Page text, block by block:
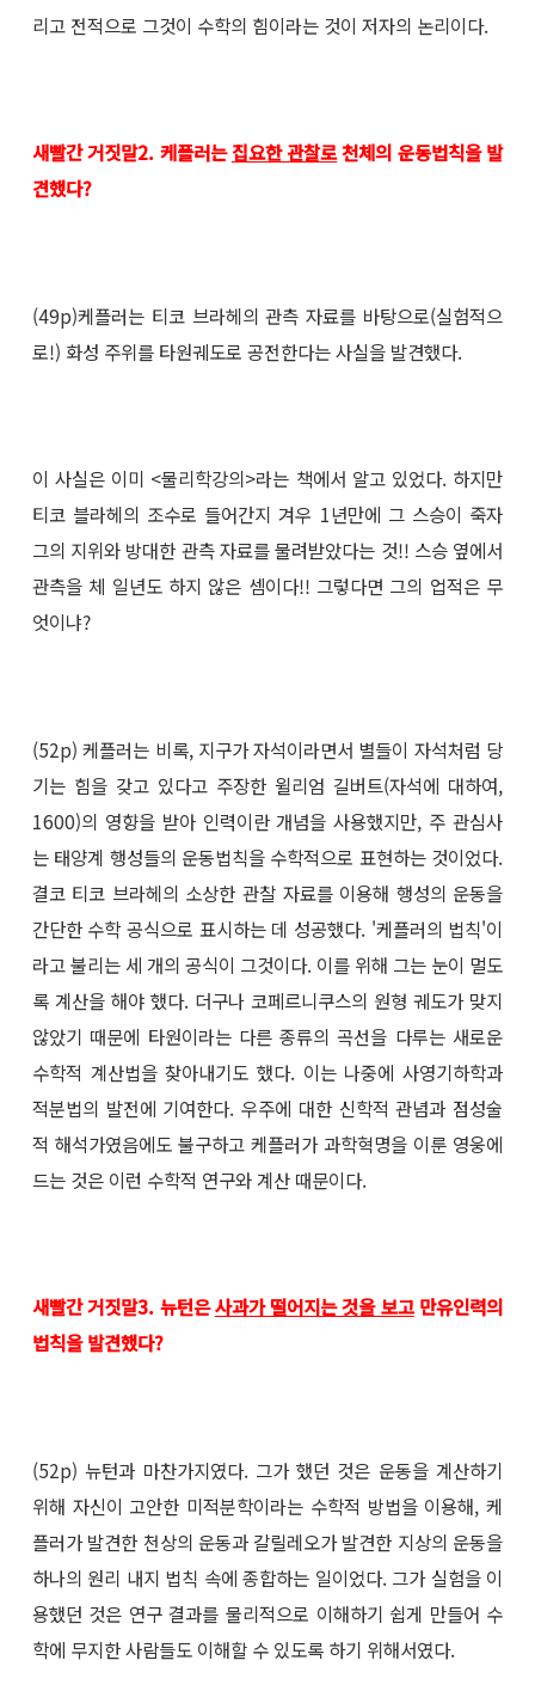
리고 전적으로 그것이 수학의 힘이라는 것이 저자의 논리이다.
새빨간 거짓말2. 케플러는집요한 관찰로천체의 운동법칙을 발
견했다?
(49p)케플러는 티코 브라헤의 관측 자료를 바탕으로(실험적으
로!) 화성 주위를 타원궤도로 공전한다는 사실을 발견했다.
이 사실은 이미 <물리학강의>라는 책에서 알고 있었다. 하지만
티코 블라헤의 조수로 들어간지 겨우 1년만에 그 스승이 죽자
그의 지위와 방대한 관측 자료를 물려받았다는 것!! 스승 옆에서
관측을 체 일년도 하지 않은 셈이다!! 그렇다면 그의 업적은 무
엇이냐?
(52p) 케플러는 비록, 지구가 자석이라면서 별들이 자석처럼 당
기는 힘을 갖고 있다고 주장한 윌리엄 길버트(자석에 대하여,
1600)의 영향을 받아 인력이란 개념을 사용했지만, 주 관심사
는 태양계 행성들의 운동법칙을 수학적으로 표현하는 것이었다.
결코 티코 브라헤의 소상한 관찰 자료를 이용해 행성의 운동을
간단한 수학 공식으로 표시하는 데 성공했다. '케플러의 법칙'이
라고 불리는 세 개의 공식이 그것이다. 이를 위해 그는 눈이 멀도
록 계산을 해야 했다. 더구나 코페르니쿠스의 원형 궤도가 맞지
않았기 때문에 타원이라는 다른 종류의 곡선을 다루는 새로운
수학적 계산법을 찾아내기도 했다. 이는 나중에 사영기하학과
적분법의 발전에 기여한다. 우주에 대한 신학적 관념과 점성술
적 해석가였음에도 불구하고 케플러가 과학혁명을 이룬 영웅에
드는 것은 이런 수학적 연구와 계산 때문이다.
새빨간 거짓말3. 뉴턴은사과가 떨어지는 것을 보고만유인력의
법칙을 발견했다?
(52p) 뉴턴과 마찬가지였다. 그가 했던 것은 운동을 계산하기
위해 자신이 고안한 미적분학이라는 수학적 방법을 이용해, 케
플러가 발견한 천상의 운동과 갈릴레오가 발견한 지상의 운동을
하나의 원리 내지 법칙 속에 종합하는 일이었다. 그가 실험을 이
용했던 것은 연구 결과를 물리적으로 이해하기 쉽게 만들어 수
학에 무지한 사람들도 이해할 수 있도록 하기 위해서였다.